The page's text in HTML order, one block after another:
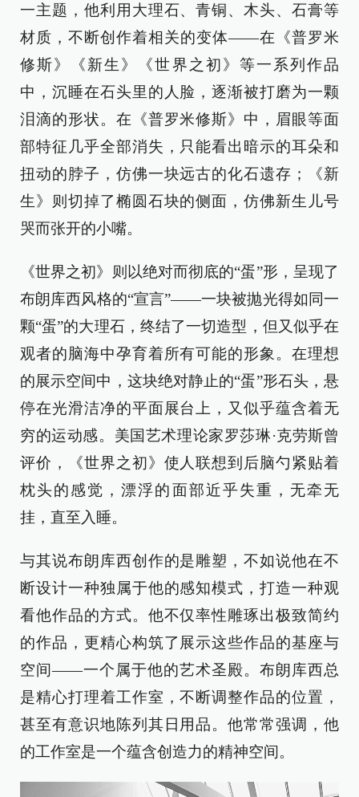
一主题，他利用大理石、青铜、木头、石膏等
材质，不断创作着相关的变体——在《普罗米
修斯》《新生》《世界之初》等一系列作品
中，沉睡在石头里的人脸，逐渐被打磨为一颗
泪滴的形状。在《普罗米修斯》中，眉眼等面
部特征几乎全部消失，只能看出暗示的耳朵和
扭动的脖子，仿佛一块远古的化石遗存；《新
生》则切掉了椭圆石块的侧面，仿佛新生儿号
哭而张开的小嘴。
《世界之初》则以绝对而彻底的“蛋”形，呈现了
布朗库西风格的“宣言”——一块被抛光得如同一
颗“蛋”的大理石，终结了一切造型，但又似乎在
观者的脑海中孕育着所有可能的形象。在理想
的展示空间中，这块绝对静止的“蛋”形石头，悬
停在光滑洁净的平面展台上，又似乎蕴含着无
穷的运动感。美国艺术理论家罗莎琳·克劳斯曾
评价，《世界之初》使人联想到后脑勺紧贴着
枕头的感觉，漂浮的面部近乎失重，无牵无
挂，直至入睡。
与其说布朗库西创作的是雕塑，不如说他在不
断设计一种独属于他的感知模式，打造一种观
看他作品的方式。他不仅率性雕琢出极致简约
的作品，更精心构筑了展示这些作品的基座与
空间——一个属于他的艺术圣殿。布朗库西总
是精心打理着工作室，不断调整作品的位置，
甚至有意识地陈列其日用品。他常常强调，他
的工作室是一个蕴含创造力的精神空间。